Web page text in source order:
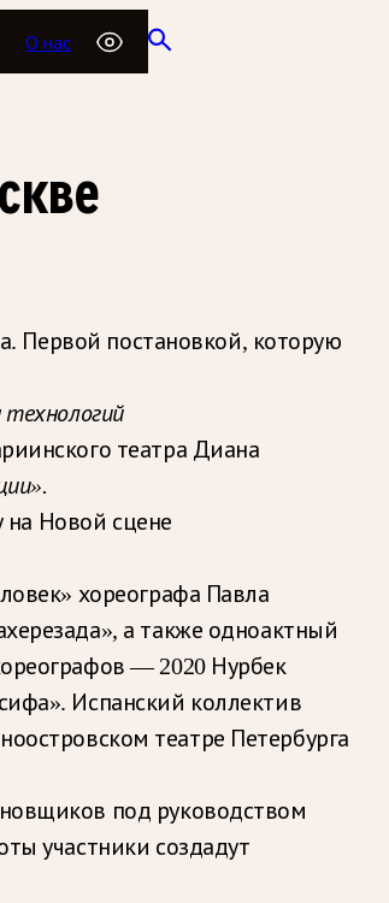
О нас
Первой постановкой, которую
театра Диана
на Новой сцене
хореографа Павла
а также одноактный
— 2020 Нурбек
Испанский коллектив
театре Петербурга
под руководством
участники создадут